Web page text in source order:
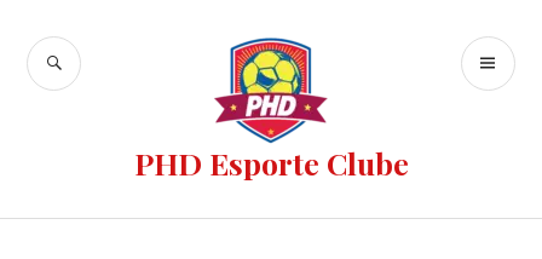
PHD Esporte Clube